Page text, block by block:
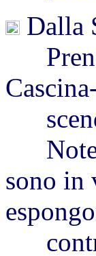
Dalla
Note
sono in